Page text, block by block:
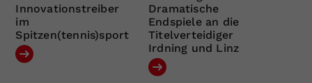
Innovationstreiber
im
Spitzen(tennis)sport
Dramatische
Endspiele an die
Titelverteidiger
Irdning und Linz